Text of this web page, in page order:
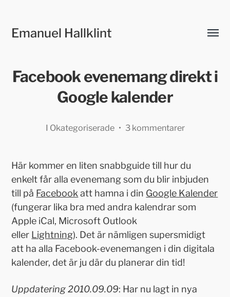
Emanuel Hallklint
Slå
Facebook evenemang direkt i
Google kalender
I Okategoriserade • 3 kommentarer
Här kommer en liten snabbguide till hur du
enkelt får alla evenemang som du blir inbjuden
till på Facebook att hamna i din Google Kalender
(fungerar lika bra med andra kalendrar som
Apple iCal, Microsoft Outlook
eller Lightning). Det är nämligen supersmidigt
att ha alla Facebook-evenemangen i din digitala
kalender, det är ju där du planerar din tid!
Uppdatering 2010.09.09: Har nu lagt in nya